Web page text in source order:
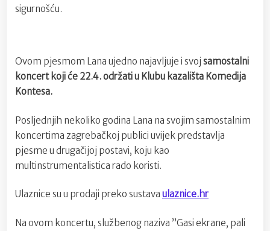
sigurnošću.
Ovom pjesmom Lana ujedno najavljuje i svoj samostalni
koncert koji će 22.4. održati u Klubu kazališta Komedija
Kontesa.
Posljednjih nekoliko godina Lana na svojim samostalnim
koncertima zagrebačkoj publici uvijek predstavlja
pjesme u drugačijoj postavi, koju kao
multinstrumentalistica rado koristi.
Ulaznice su u prodaji preko sustava ulaznice.hr
Na ovom koncertu, službenog naziva ”Gasi ekrane, pali